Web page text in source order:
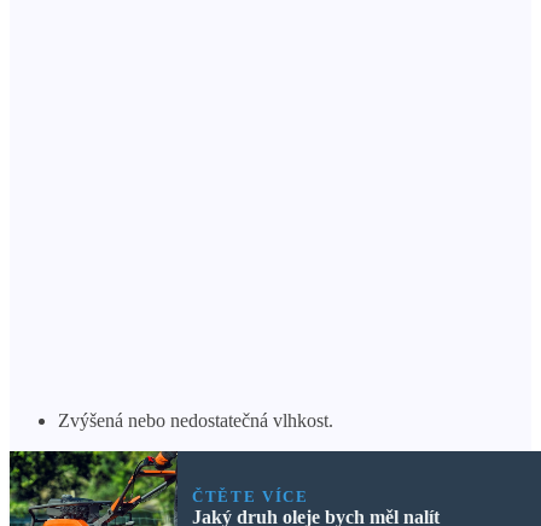
Zvýšená nebo nedostatečná vlhkost.
ČTĚTE VÍCE
Jaký druh oleje bych měl nalít